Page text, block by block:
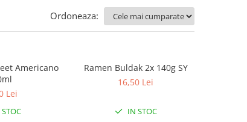
Ordoneaza:
Americano
Lei
Ramen Buldak 2x 140g SY
16,50 Lei
IN STOC